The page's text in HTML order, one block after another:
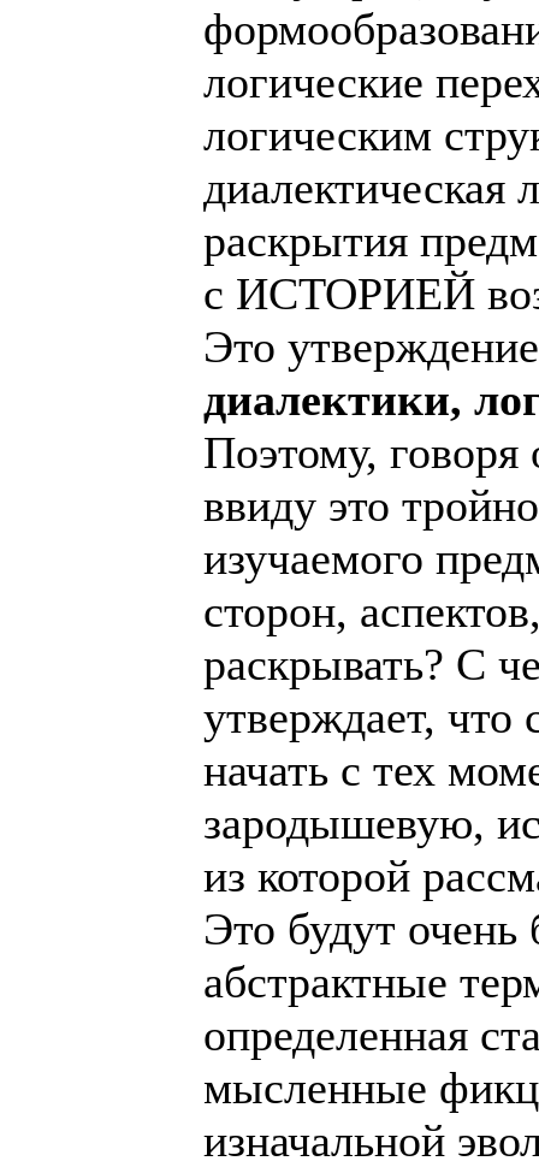
логические
логическим
диалектическая
раскрытия
с ИСТОРИЕЙ
Это
диалектики,
Поэтому, говоря
ввиду это
изучаемого
сторон,
раскрывать? С
утверждает,
начать с тех
зародышевую,
из которой
Это будут
абстрактные
определенная
мысленные
изначальной